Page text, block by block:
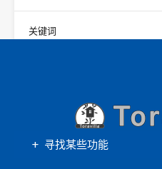
关键词
寻找某些功能